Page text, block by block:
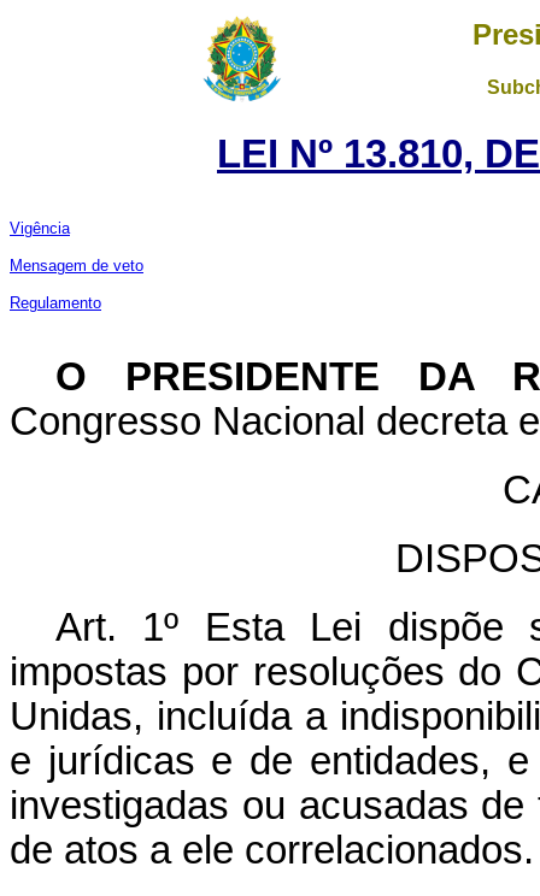
LEI Nº 13.810,
Vigência
Mensagem de veto
Regulamento
O PRESIDENTE DA
Congresso Nacional decreta
Art. 1º Esta Lei dispõe
impostas por resoluções do
Unidas, incluída a
e jurídicas e de entidades,
investigadas ou acusadas
de atos a ele correlacionados.